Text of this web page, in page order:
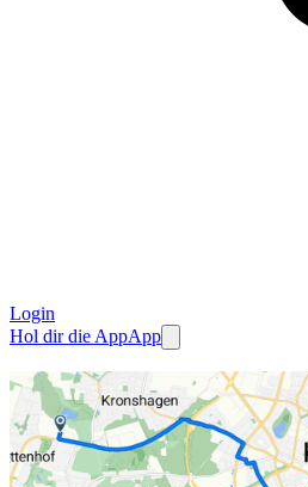
Login
Hol dir die AppApp